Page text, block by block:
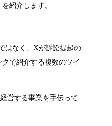
紹介します。
はなく、Xが訴訟提起の
で紹介する複数のツイ
営する事業を手伝って